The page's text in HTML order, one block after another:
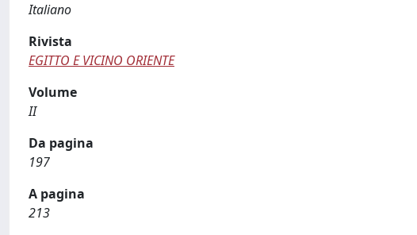
Italiano
Rivista
EGITTO E VICINO ORIENTE
Volume
II
Da pagina
197
A pagina
213